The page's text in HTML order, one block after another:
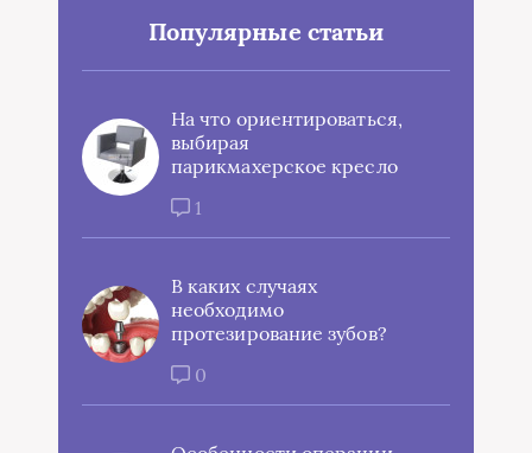
Популярные статьи
На что ориентироваться,
выбирая
парикмахерское кресло
1
В каких случаях
необходимо
протезирование зубов?
0